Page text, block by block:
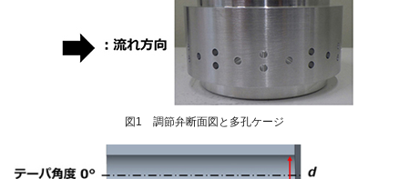
図1 調節弁断面図と多孔ケージ